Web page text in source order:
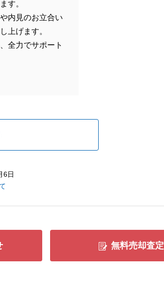
す。
内見のお立合い
上げます。
全力でサポート
6日
無料売却査定